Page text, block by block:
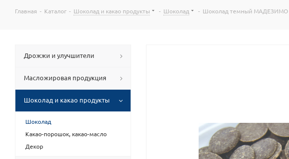
Главная - Каталог - Шоколад и какао продукты - Шоколад - Шоколад темный МАДЕЗИМО
Дрожжи и улучшители
Масложировая продукция
Шоколад и какао продукты
Шоколад
Какао-порошок, какао-масло
Декор